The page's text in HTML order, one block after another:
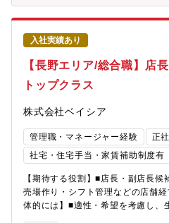
希望者を対象とした、アメリカの
研修も費用はほぼ会社負担で実施
間は9：00～20：00（一部22：00
程度／繁忙期8・12月は月40h程度
入社実績あり
【長野エリア/総合職】店
トップクラス
株式会社ベイシア
管理職・マネージャー経験
正
社宅・住宅手当・家賃補助制度有
【期待する役割】■店長・副店長候
売場作り・シフト管理などの店舗
体的には】■適性・希望を考慮し、